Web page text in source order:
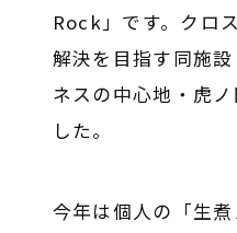
Rock」です。クロ
解決を目指す同施
ネスの中心地・虎
した。
今年は個人の「生